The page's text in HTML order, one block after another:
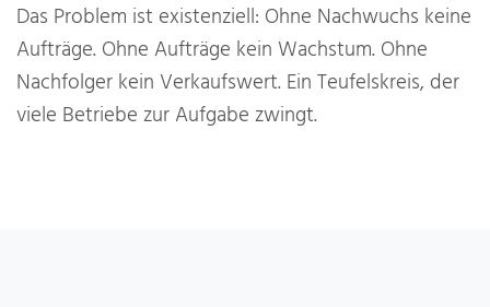
Das Problem ist existenziell: Ohne Nachwuchs keine
Aufträge. Ohne Aufträge kein Wachstum. Ohne
Nachfolger kein Verkaufswert. Ein Teufelskreis, der
viele Betriebe zur Aufgabe zwingt.